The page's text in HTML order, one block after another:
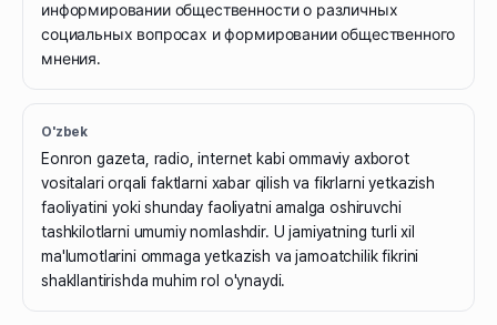
информировании общественности о различных
социальных вопросах и формировании общественного
мнения.
O'zbek
Eonron gazeta, radio, internet kabi ommaviy axborot
vositalari orqali faktlarni xabar qilish va fikrlarni yetkazish
faoliyatini yoki shunday faoliyatni amalga oshiruvchi
tashkilotlarni umumiy nomlashdir. U jamiyatning turli xil
ma'lumotlarini ommaga yetkazish va jamoatchilik fikrini
shakllantirishda muhim rol o'ynaydi.